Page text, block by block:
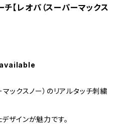
【レオパ（スーパーマックス
ックスノー）のリアルタッチ刺繍
ザインが魅力です。